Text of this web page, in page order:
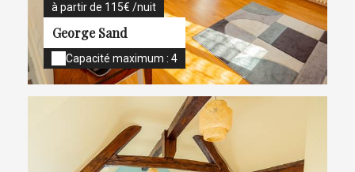
à partir de 115€ /nuit
George Sand
Capacité maximum : 4